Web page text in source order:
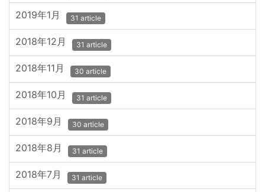
2019年1月 31 article
2018年12月 31 article
2018年11月 30 article
2018年10月 31 article
2018年9月 30 article
2018年8月 31 article
2018年7月 31 article